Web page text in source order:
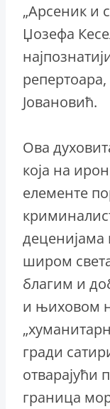
„Арсеник и
Џозефа
Јовановић.
Ова
која на
елементе
деценијама
широм
благим и
и њиховом
гради
отварајући
граница